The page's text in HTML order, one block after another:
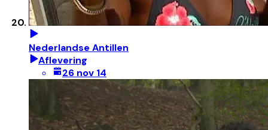
Nederlandse Antillen
Aflevering
26 nov 14